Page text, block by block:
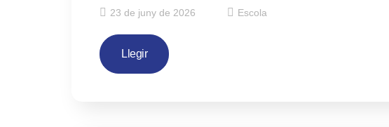
23 de juny de 2026 Escola
Llegir